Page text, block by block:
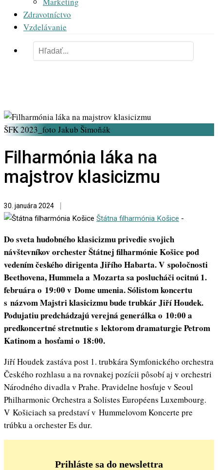
Zdravotníctvo
Vzdelávanie
ŠFK 2023_foto Jakub Šimoňák
Filharmónia láka na
majstrov klasicizmu
30. januára 2024
Štátna filharmónia Košice -
Do sveta hudobného klasicizmu privedie svojich
návštevníkov orchester Štátnej filharmónie Košice pod
vedením českého dirigenta Jiřího Habarta. V spoločnosti
Beethovena, Hummela a Mozarta sa poslucháči ocitnú 1.
februára o 19:00 v Dome umenia. Sólistom koncertu
s názvom Majstri klasicizmu bude trubkár Jiří Houdek.
Podujatiu predchádzajú verejná generálka o 10:00 a
predkoncertné stretnutie s lektorom dramaturgie Petrom
Katinom a hosťami o 18:00.
Jiří Houdek zastáva post 1. trubkára Symfonického orchestra
Českého rozhlasu a na rovnakej pozícii pôsobí aj v orchestri
Národného divadla v Prahe. Pravidelne hosťuje v Seoul
Philharmonic Orchestra a Solistes Européens Luxembourg.
V Košiciach sa predstaví v Hummelovom Koncerte pre
trúbku a orchester Es dur.
Prihláste sa do newslettra